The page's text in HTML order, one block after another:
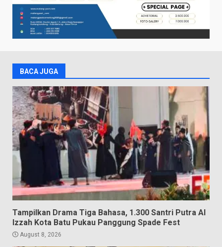
BACA JUGA
Tampilkan Drama Tiga Bahasa, 1.300 Santri Putra Al
Izzah Kota Batu Pukau Panggung Spade Fest
August 8, 2026